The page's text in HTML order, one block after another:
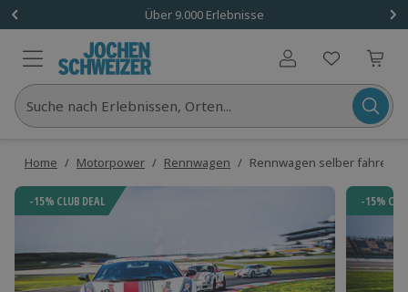
Über 9.000 Erlebnisse
Benutzerkonto
Suche nach Erlebnissen, Orten...
Home / Motorpower / Rennwagen / Rennwagen selber fahren
-15% CLUB DEAL -15%